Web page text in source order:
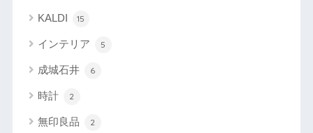
KALDI 15
インテリア 5
成城石井 6
時計 2
無印良品 2